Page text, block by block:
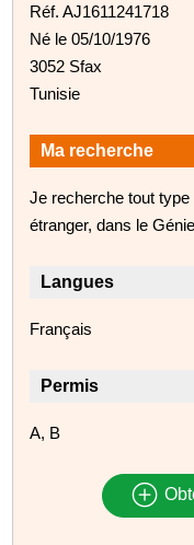
Réf. AJ1611241718
Né le 05/10/1976
3052 Sfax
Tunisie
Ma recherche
Je recherche tout
étranger, dans le
Langues
Français
Permis
A, B